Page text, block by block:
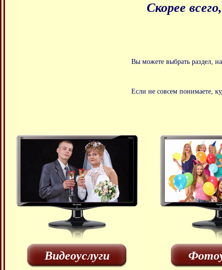
Скорее
Вы можете выбрать раздел,
Если не совсем понимаете,
Видеоуслуги